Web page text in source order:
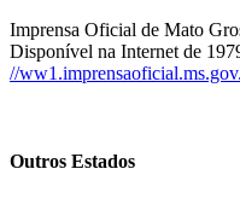
Imprensa Oficial de Mato
Disponível na Internet de
//
Outros Estados